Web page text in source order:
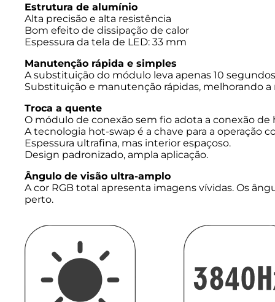
Estrutura de alumínio
Alta precisão e alta resistência
Bom efeito de dissipação de calor
Espessura da tela de LED: 33 mm
Manutenção rápida e simples
A substituição do módulo leva apenas 10
Substituição e manutenção rápidas, melhorando
Troca a quente
O módulo de conexão sem fio adota a conexão de
A tecnologia hot-swap é a chave para a
Espessura ultrafina, mas interior espaçoso.
Design padronizado, ampla aplicação.
Ângulo de visão ultra-amplo
A cor RGB total apresenta imagens vívidas. Os
perto.